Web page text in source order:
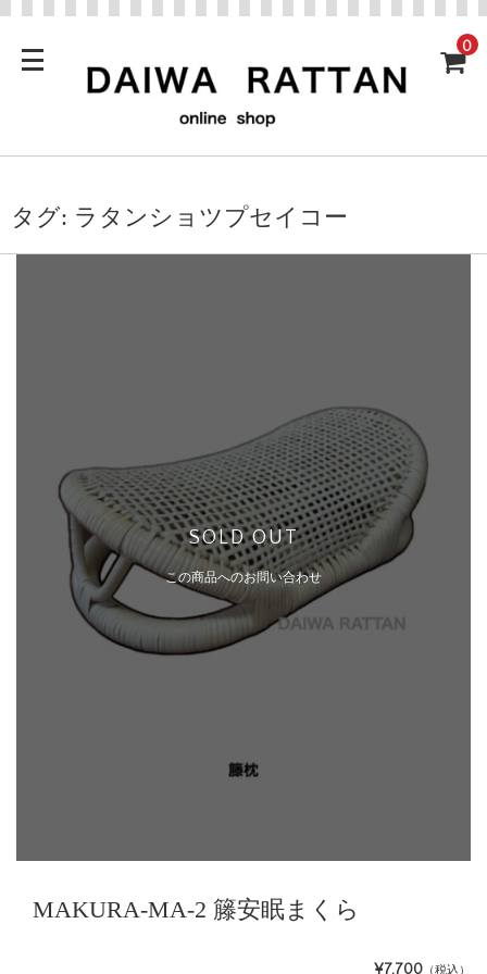
0
タグ: ラタンショツプセイコー
SOLD OUT
この商品へのお問い合わせ
MAKURA-MA-2 籐安眠まくら
¥7,700 （税込）